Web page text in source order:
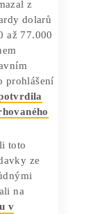
trhy
zvýšené
komplikované
magazínu
aktivum
z Blízkého
cenovým